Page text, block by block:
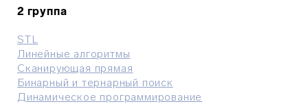
2 группа
STL
Линейные алгоритмы
Сканирующая прямая
Бинарный и тернарный поиск
Динамическое программирование